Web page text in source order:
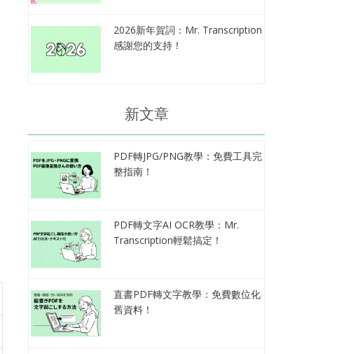
2026新年賀詞：Mr. Transcription
感謝您的支持！
新文章
PDF轉JPG/PNG教學：免費工具完
整指南！
PDF轉文字AI OCR教學：Mr.
Transcription輕鬆搞定！
直書PDF轉文字教學：免費數位化
舊資料！